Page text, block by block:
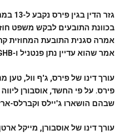
גזר
בכוונת התובעים לבקש משפט
אמרה סגנית התובעת המחוזית
אמר שהוא עדיין נתן פנטניל ו-GHB לג'יילס וקברלס-ארזולה "מכיוון שהוא רצה לתקוף אותם מינית".
עורך דינו של פירס, ג'ף וול,
פירס. על פי החשד, אוסבורן
שבהם הושארו ג'יילס וקברלס-
עורך דינו של אוסבורן, מייקל